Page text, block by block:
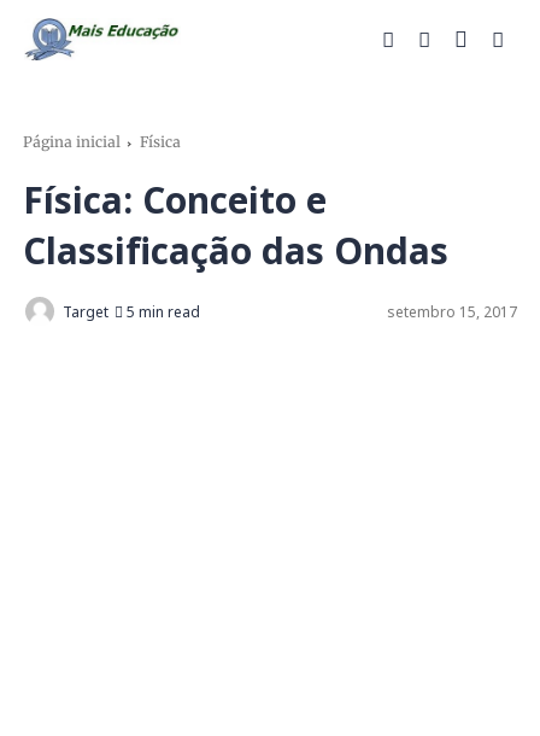
Página inicial Física
Física: Conceito e
Classificação das Ondas
Target 5 min read setembro 15, 2017